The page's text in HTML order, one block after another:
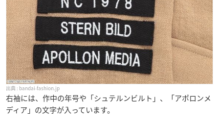
bandai-fashion.jp
右袖には、作中の年号や「シュテルンビルト」、「アポロンメ
ディア」の文字が入っています。